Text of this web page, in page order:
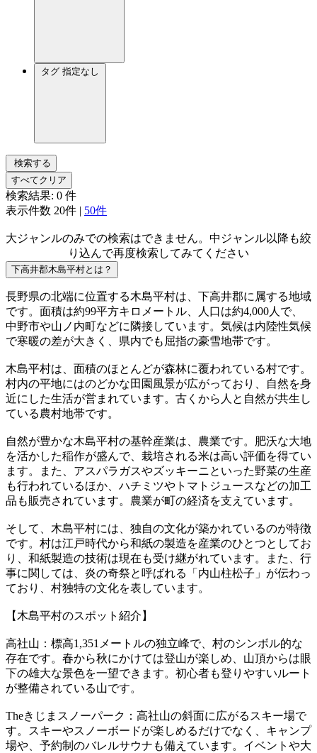
タグ 指定なし
検索する
すべてクリア
検索結果: 0 件
表示件数 20件 | 50件
大ジャンルのみでの検索はできません。中ジャンル以降も絞
り込んで再度検索してみてください
下高井郡木島平村とは？
長野県の北端に位置する木島平村は、下高井郡に属する地域
です。面積は約99平方キロメートル、人口は約4,000人で、
中野市や山ノ内町などに隣接しています。気候は内陸性気候
で寒暖の差が大きく、県内でも屈指の豪雪地帯です。
木島平村は、面積のほとんどが森林に覆われている村です。
村内の平地にはのどかな田園風景が広がっており、自然を身
近にした生活が営まれています。古くから人と自然が共生し
ている農村地帯です。
自然が豊かな木島平村の基幹産業は、農業です。肥沃な大地
を活かした稲作が盛んで、栽培される米は高い評価を得てい
ます。また、アスパラガスやズッキーニといった野菜の生産
も行われているほか、ハチミツやトマトジュースなどの加工
品も販売されています。農業が町の経済を支えています。
そして、木島平村には、独自の文化が築かれているのが特徴
です。村は江戸時代から和紙の製造を産業のひとつとしてお
り、和紙製造の技術は現在も受け継がれています。また、行
事に関しては、炎の奇祭と呼ばれる「内山柱松子」が伝わっ
ており、村独特の文化を表しています。
【木島平村のスポット紹介】
高社山：標高1,351メートルの独立峰で、村のシンボル的な
存在です。春から秋にかけては登山が楽しめ、山頂からは眼
下の雄大な景色を一望できます。初心者も登りやすいルート
が整備されている山です。
Theきじまスノーパーク：高社山の斜面に広がるスキー場で
す。スキーやスノーボードが楽しめるだけでなく、キャンプ
場や、予約制のバレルサウナも備えています。イベントや大